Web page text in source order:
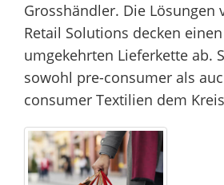
Grosshändler. Die Lösungen
Retail Solutions decken
umgekehrten Lieferkette ab.
sowohl pre-consumer als
consumer Textilien dem